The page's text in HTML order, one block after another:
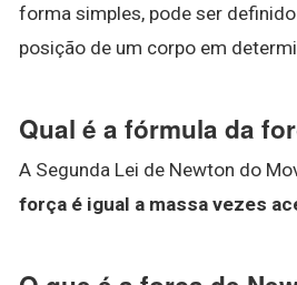
forma simples, pode ser
posição de um corpo em
Qual é a fórmula da
A Segunda Lei de Newton do
força é igual a massa vezes